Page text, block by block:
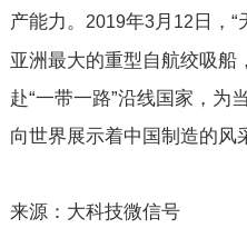
产能力。 2019年3月 12 日，
亚洲最大的重型自航绞吸船
赴“一带一路”沿线国家，为
向世界展示着中国制造的风
来源：大科技微信号